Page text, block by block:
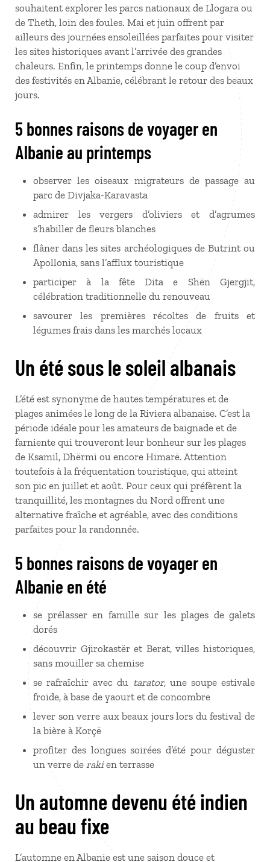
souhaitent explorer les parcs nationaux de Llogara ou
de Theth, loin des foules. Mai et juin offrent par
ailleurs des journées ensoleillées parfaites pour visiter
les sites historiques avant l’arrivée des grandes
chaleurs. Enfin, le printemps donne le coup d’envoi
des festivités en Albanie, célébrant le retour des beaux
jours.
5 bonnes raisons de voyager en
Albanie au printemps
observer les oiseaux migrateurs de passage au
parc de Divjaka-Karavasta
admirer les vergers d’oliviers et d’agrumes
s’habiller de fleurs blanches
flâner dans les sites archéologiques de Butrint ou
Apollonia, sans l’afflux touristique
participer à la fête Dita e Shën Gjergjit,
célébration traditionnelle du renouveau
savourer les premières récoltes de fruits et
légumes frais dans les marchés locaux
Un été sous le soleil albanais
L’été est synonyme de hautes températures et de
plages animées le long de la Riviera albanaise. C’est la
période idéale pour les amateurs de baignade et de
farniente qui trouveront leur bonheur sur les plages
de Ksamil, Dhërmi ou encore Himarë. Attention
toutefois à la fréquentation touristique, qui atteint
son pic en juillet et août. Pour ceux qui préfèrent la
tranquillité, les montagnes du Nord offrent une
alternative fraîche et agréable, avec des conditions
parfaites pour la randonnée.
5 bonnes raisons de voyager en
Albanie en été
se prélasser en famille sur les plages de galets
dorés
découvrir Gjirokastër et Berat, villes historiques,
sans mouiller sa chemise
se rafraîchir avec du tarator, une soupe estivale
froide, à base de yaourt et de concombre
lever son verre aux beaux jours lors du festival de
la bière à Korçë
profiter des longues soirées d’été pour déguster
un verre de rakien terrasse
Un automne devenu été indien
au beau fixe
L’automne en Albanie est une saison douce et